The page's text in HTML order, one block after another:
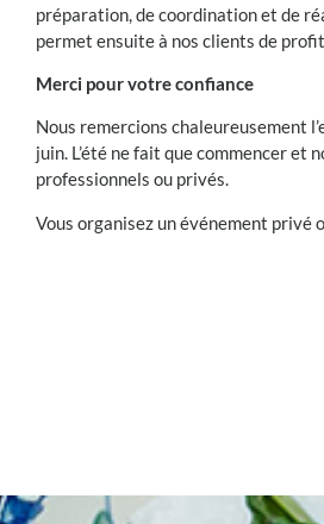
préparation, de coordination et de
permet ensuite à nos clients de
Merci pour votre confiance
Nous remercions chaleureusement
juin. L’été ne fait que commencer et
professionnels ou privés.
Vous organisez un événement privé